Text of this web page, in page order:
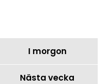
I morgon
Nästa vecka